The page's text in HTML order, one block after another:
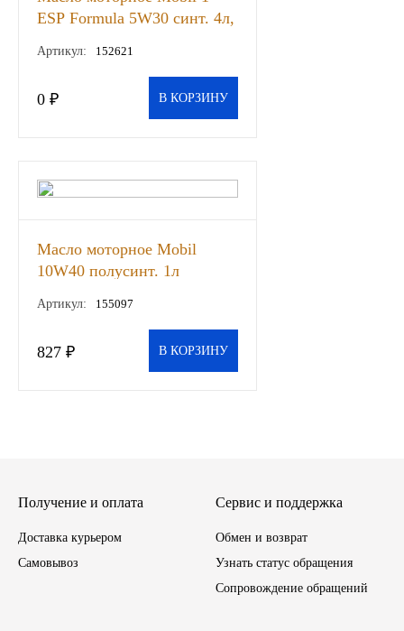
Материалы для ремонта
АКБ
Свечи
ЕSР Formula 5W30 синт. 4л,
Артикул: 152621
0 ₽ В КОРЗИНУ
Масло моторное Mobil
10W40 полусинт. 1л
Артикул: 155097
827 ₽ В КОРЗИНУ
Получение и оплата
Доставка курьером
Самовывоз
Сервис и поддержка
Обмен и возврат
Узнать статус обращения
Сопровождение обращений